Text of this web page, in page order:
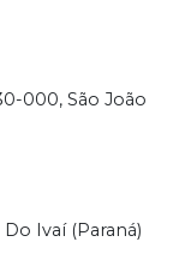
000, São João
Ivaí (Paraná)